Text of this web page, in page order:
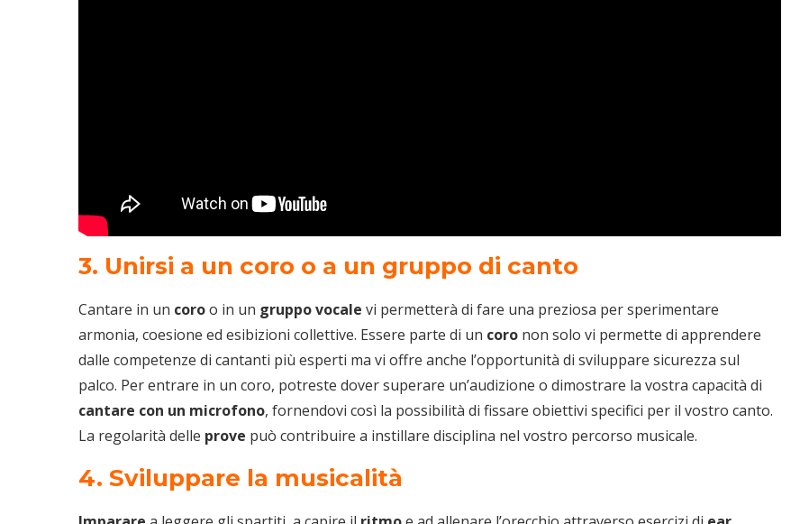
3. Unirsi a un coro o a un gruppo di canto
Cantare in un coroo in un gruppo vocale vi permetterà di fare una preziosa per sperimentare
armonia, coesione ed esibizioni collettive. Essere parte di un coro non solo vi permette di apprendere
dalle competenze di cantanti più esperti ma vi offre anche l’opportunità di sviluppare sicurezza sul
palco. Per entrare in un coro, potreste dover superare un’audizione o dimostrare la vostra capacità di
cantare con un microfono, fornendovi così la possibilità di fissare obiettivi specifici per il vostro canto.
La regolarità delle prove può contribuire a instillare disciplina nel vostro percorso musicale.
4. Sviluppare la musicalità